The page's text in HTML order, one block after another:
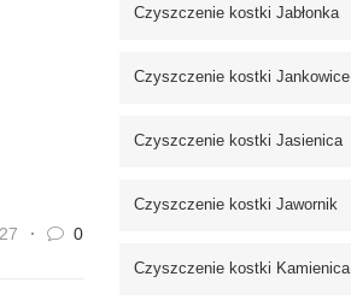
0
Czyszczenie kostki Jabłonka
Czyszczenie kostki Jankowice
Czyszczenie kostki Jasienica
Czyszczenie kostki Jawornik
Czyszczenie kostki Kamienica